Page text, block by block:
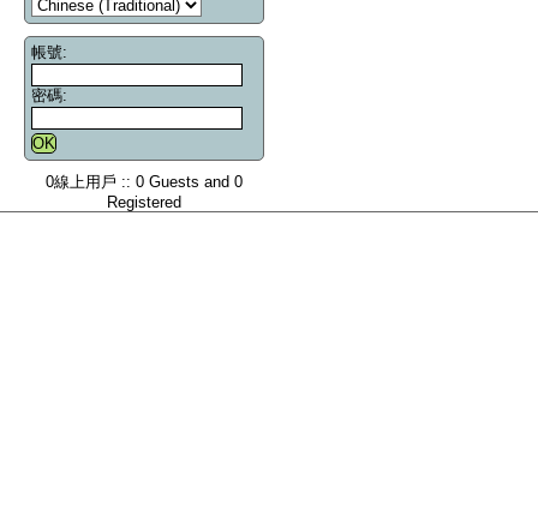
帳號:
密碼:
0線上用戶 :: 0 Guests and 0
Registered